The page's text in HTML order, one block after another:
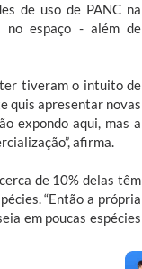
de uso de PANC na
no espaço - além de
tiveram o intuito de
quis apresentar novas
expondo aqui, mas a
afirma.
de 10% delas têm
“Então a própria
em poucas espécies